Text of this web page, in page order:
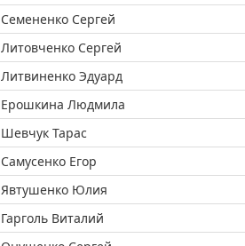
Семененко Сергей
Литовченко Сергей
Литвиненко Эдуард
Ерошкина Людмила
Шевчук Тарас
Самусенко Егор
Явтушенко Юлия
Гарголь Виталий